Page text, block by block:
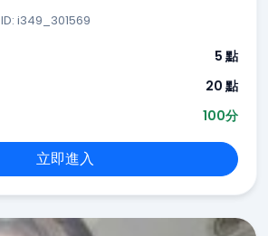
ID: i349_301569
5 點
20 點
100分
立即進入